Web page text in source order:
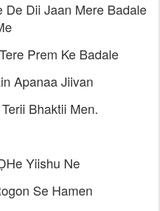
Dii Jaan Mere Badale
Prem Ke Badale
Apanaa Jiivan
Bhaktii Men.
Yiishu Ne
Se Hamen